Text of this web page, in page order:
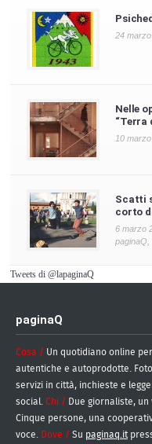
24 marzo
Nelle
“Terra
10
Scatti
corto
6 marzo
paginaQ
Tweets di @lapaginaQ
paginaQ
Cosa / Un quotidiano online
autentiche e autoprodotte.
servizi in città, inchieste e
social. Chi /
Due giornaliste,
Cinque persone, una
voce.
Dove / Su paginaq.it